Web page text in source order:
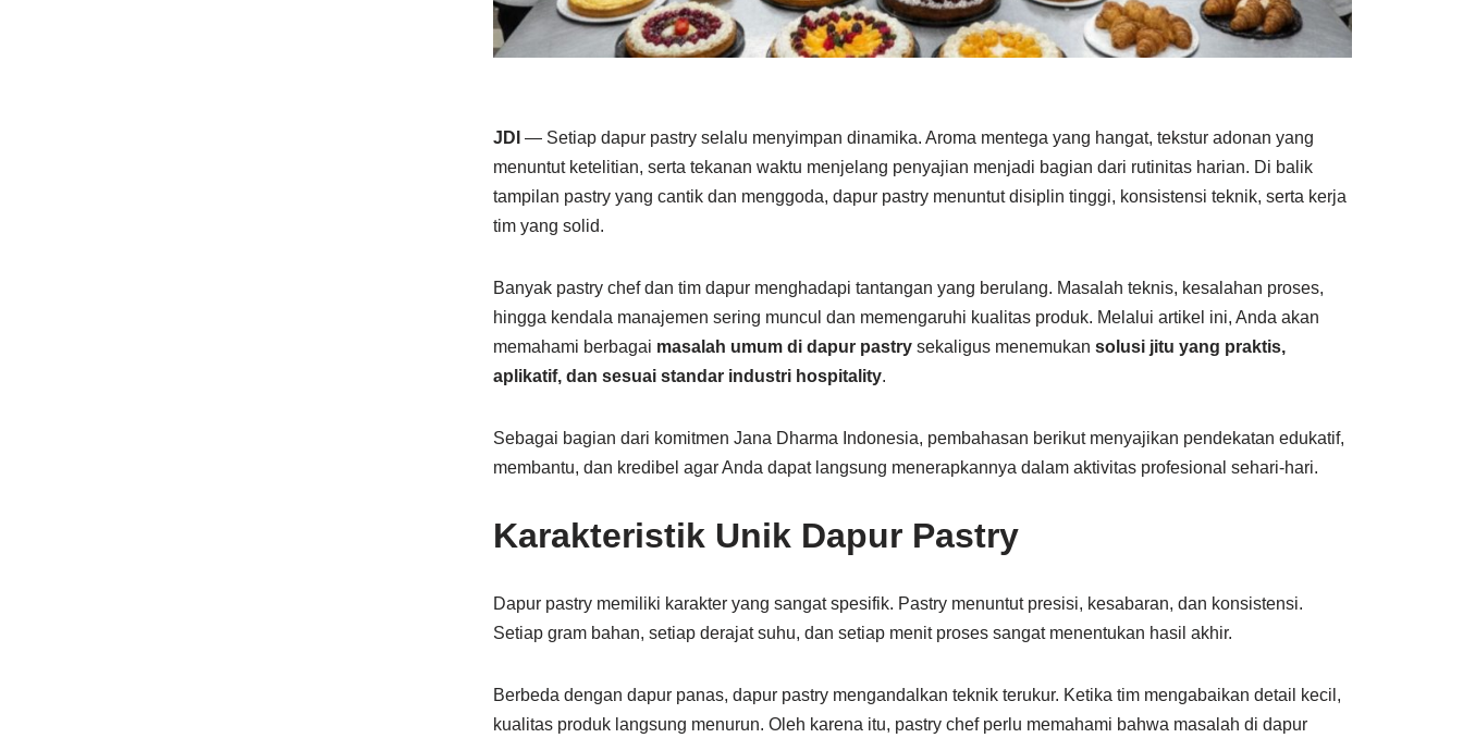
JDI — Setiap dapur pastry selalu menyimpan dinamika. Aroma mentega yang hangat, tekstur adonan yang
menuntut ketelitian, serta tekanan waktu menjelang penyajian menjadi bagian dari rutinitas harian. Di balik
tampilan pastry yang cantik dan menggoda, dapur pastry menuntut disiplin tinggi, konsistensi teknik, serta kerja
tim yang solid.
Banyak pastry chef dan tim dapur menghadapi tantangan yang berulang. Masalah teknis, kesalahan proses,
hingga kendala manajemen sering muncul dan memengaruhi kualitas produk. Melalui artikel ini, Anda akan
memahami berbagai masalah umum di dapur pastry sekaligus menemukan solusi jitu yang praktis,
aplikatif, dan sesuai standar industri hospitality.
Sebagai bagian dari komitmen Jana Dharma Indonesia, pembahasan berikut menyajikan pendekatan edukatif,
membantu, dan kredibel agar Anda dapat langsung menerapkannya dalam aktivitas profesional sehari-hari.
Karakteristik Unik Dapur Pastry
Dapur pastry memiliki karakter yang sangat spesifik. Pastry menuntut presisi, kesabaran, dan konsistensi.
Setiap gram bahan, setiap derajat suhu, dan setiap menit proses sangat menentukan hasil akhir.
Berbeda dengan dapur panas, dapur pastry mengandalkan teknik terukur. Ketika tim mengabaikan detail kecil,
kualitas produk langsung menurun. Oleh karena itu, pastry chef perlu memahami bahwa masalah di dapur